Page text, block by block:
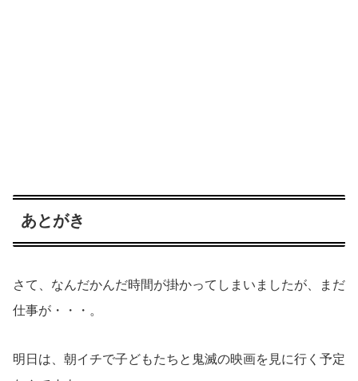
あとがき
さて、なんだかんだ時間が掛かってしまいましたが、まだ
仕事が・・・。
明日は、朝イチで子どもたちと鬼滅の映画を見に行く予定